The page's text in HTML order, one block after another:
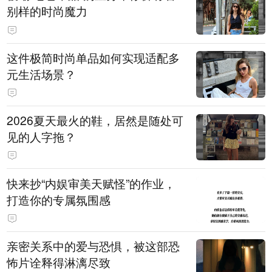
别样的时尚魔力
这件极简时尚单品如何实现适配多
元生活场景？
2026夏天最火的鞋，居然是随处可
见的人字拖？
快来抄“内娱审美天赋怪”的作业，
打造你的专属氛围感
亲密关系中的爱与恐惧，被这部恐
怖片诠释得淋漓尽致